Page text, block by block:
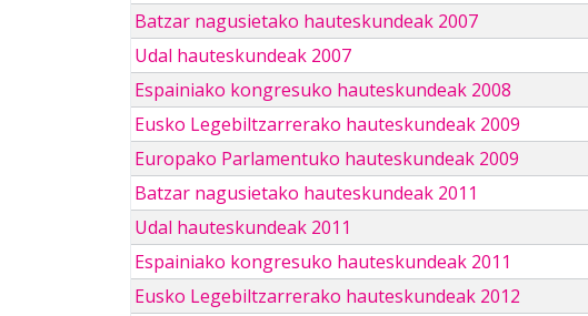
Batzar nagusietako hauteskundeak 2007
Udal hauteskundeak 2007
Espainiako kongresuko hauteskundeak 2008
Eusko Legebiltzarrerako hauteskundeak 2009
Europako Parlamentuko hauteskundeak 2009
Batzar nagusietako hauteskundeak 2011
Udal hauteskundeak 2011
Espainiako kongresuko hauteskundeak 2011
Eusko Legebiltzarrerako hauteskundeak 2012